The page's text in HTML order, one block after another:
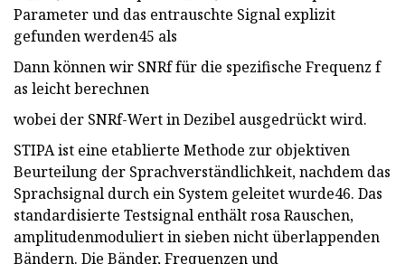
Parameter und das entrauschte Signal explizit
gefunden werden45 als
Dann können wir SNRf für die spezifische Frequenz f
as leicht berechnen
wobei der SNRf-Wert in Dezibel ausgedrückt wird.
STIPA ist eine etablierte Methode zur objektiven
Beurteilung der Sprachverständlichkeit, nachdem das
Sprachsignal durch ein System geleitet wurde46. Das
standardisierte Testsignal enthält rosa Rauschen,
amplitudenmoduliert in sieben nicht überlappenden
Bändern. Die Bänder, Frequenzen und